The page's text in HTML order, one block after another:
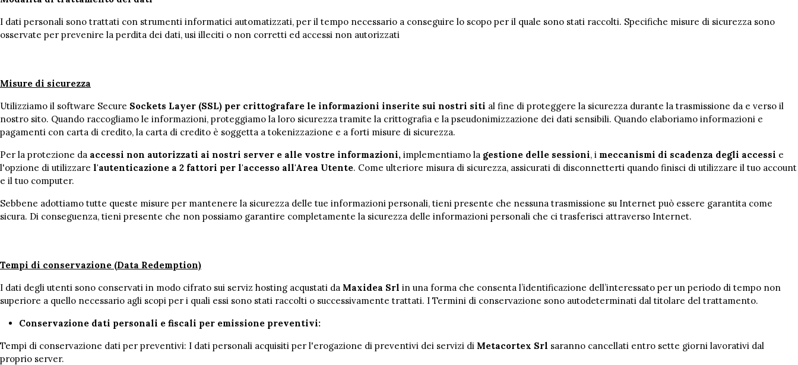
I dati personali sono trattati con strumenti informatici automatizzati, per il tempo necessario a conseguire lo scopo per il quale sono stati raccolti. Specifiche misure di sicurezza sono
osservate per prevenire la perdita dei dati, usi illeciti o non corretti ed accessi non autorizzati
Misure di sicurezza
Utilizziamo il software Secure Sockets Layer (SSL) per crittografare le informazioni inserite sui nostri siti al fine di proteggere la sicurezza durante la trasmissione da e verso il
nostro sito. Quando raccogliamo le informazioni, proteggiamo la loro sicurezza tramite la crittografia e la pseudonimizzazione dei dati sensibili. Quando elaboriamo informazioni e
pagamenti con carta di credito, la carta di credito è soggetta a tokenizzazione e a forti misure di sicurezza.
Per la protezione da accessi non autorizzati ai nostri server e alle vostre informazioni, implementiamo la gestione delle sessioni, i meccanismi di scadenza degli accessi e
l'opzione di utilizzare l'autenticazione a 2 fattori per l'accesso all'Area Utente. Come ulteriore misura di sicurezza, assicurati di disconnetterti quando finisci di utilizzare il tuo account
e il tuo computer.
Sebbene adottiamo tutte queste misure per mantenere la sicurezza delle tue informazioni personali, tieni presente che nessuna trasmissione su Internet può essere garantita come
sicura. Di conseguenza, tieni presente che non possiamo garantire completamente la sicurezza delle informazioni personali che ci trasferisci attraverso Internet.
Tempi di conservazione (Data Redemption)
I dati degli utenti sono conservati in modo cifrato sui serviz hosting acqustati da Maxidea Srl in una forma che consenta l’identificazione dell’interessato per un periodo di tempo non
superiore a quello necessario agli scopi per i quali essi sono stati raccolti o successivamente trattati. I Termini di conservazione sono autodeterminati dal titolare del trattamento.
Conservazione dati personali e fiscali per emissione preventivi:
Tempi di conservazione dati per preventivi: I dati personali acquisiti per l'erogazione di preventivi dei servizi di Metacortex Srl saranno cancellati entro sette giorni lavorativi dal
proprio server.